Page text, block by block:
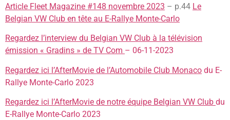
Article Fleet Magazine #148 novembre 2023 – p.44 Le
Belgian VW Club en tête au E-Rallye Monte-Carlo
Regardez l’interview du Belgian VW Club à la télévision
émission « Gradins » de TV Com – 06-11-2023
Regardez ici l’AfterMovie de l’Automobile Club Monaco du E-
Rallye Monte-Carlo 2023
Regardez ici l’AfterMovie de notre équipe Belgian VW Club du
E-Rallye Monte-Carlo 2023